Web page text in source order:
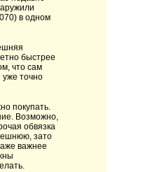
в одном
быстрее
что сам
точно
покупать.
Возможно,
обвязка
зато
важнее